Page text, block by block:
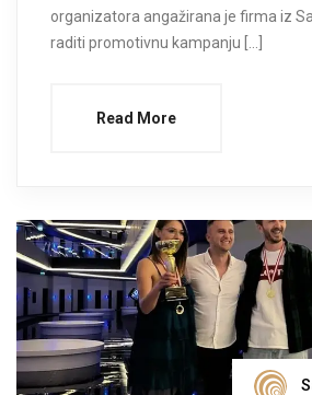
organizatora angažirana je firma iz
raditi promotivnu kampanju […]
Read More